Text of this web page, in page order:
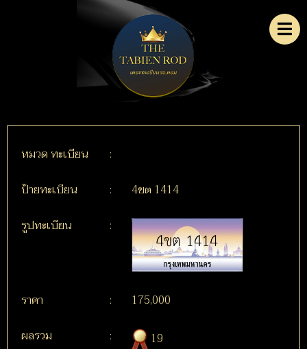
หมวด ทะเบียน
:
ป้ายทะเบียน
:
4ขต 1414
รูปทะเบียน
:
ราคา :
175,000
ผลรวม
: 19